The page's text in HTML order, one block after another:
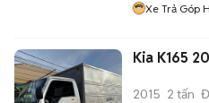
Xe Trả Góp
Kia K165
2015 2 tấn